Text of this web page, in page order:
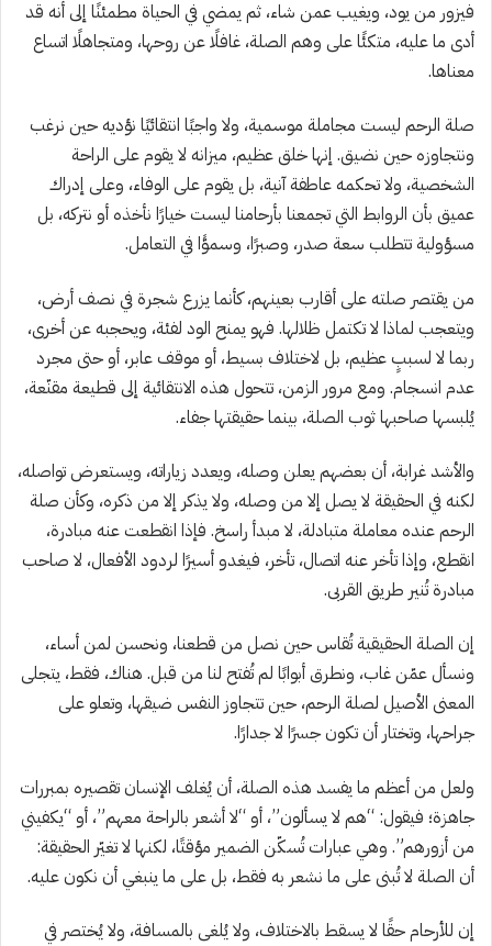
فيزور من يود، ويغيب عمن شاء، ثم يمضي في الحياة مطمئنًا إلى أنه قد
أدى ما عليه، متكئًا على وهم الصلة، غافلًا عن روحها، ومتجاهلًا اتساع
معناها.
صلة الرحم ليست مجاملة موسمية، ولا واجبًا انتقائيًا نؤديه حين نرغب
ونتجاوزه حين نضيق. إنها خلق عظيم، ميزانه لا يقوم على الراحة
الشخصية، ولا تحكمه عاطفة آنية، بل يقوم على الوفاء، وعلى إدراك
عميق بأن الروابط التي تجمعنا بأرحامنا ليست خيارًا نأخذه أو نتركه، بل
مسؤولية تتطلب سعة صدر، وصبرًا، وسموًّا في التعامل.
من يقتصر صلته على أقارب بعينهم، كأنما يزرع شجرة في نصف أرض،
ويتعجب لماذا لا تكتمل ظلالها. فهو يمنح الود لفئة، ويحجبه عن أخرى،
ربما لا لسببٍ عظيم، بل لاختلاف بسيط، أو موقف عابر، أو حتى مجرد
عدم انسجام. ومع مرور الزمن، تتحول هذه الانتقائية إلى قطيعة مقنّعة،
يُلبسها صاحبها ثوب الصلة، بينما حقيقتها جفاء.
والأشد غرابة، أن بعضهم يعلن وصله، ويعدد زياراته، ويستعرض تواصله،
لكنه في الحقيقة لا يصل إلا من وصله، ولا يذكر إلا من ذكره، وكأن صلة
الرحم عنده معاملة متبادلة، لا مبدأ راسخ. فإذا انقطعت عنه مبادرة،
انقطع، وإذا تأخر عنه اتصال، تأخر، فيغدو أسيرًا لردود الأفعال، لا صاحب
مبادرة تُنير طريق القربى.
إن الصلة الحقيقية تُقاس حين نصل من قطعنا، ونحسن لمن أساء،
ونسأل عمّن غاب، ونطرق أبوابًا لم تُفتح لنا من قبل. هناك، فقط، يتجلى
المعنى الأصيل لصلة الرحم، حين تتجاوز النفس ضيقها، وتعلو على
جراحها، وتختار أن تكون جسرًا لا جدارًا.
ولعل من أعظم ما يفسد هذه الصلة، أن يُغلف الإنسان تقصيره بمبررات
جاهزة؛ فيقول: “هم لا يسألون”، أو “لا أشعر بالراحة معهم”، أو “يكفيني
من أزورهم”. وهي عبارات تُسكّن الضمير مؤقتًا، لكنها لا تغيّر الحقيقة:
أن الصلة لا تُبنى على ما نشعر به فقط، بل على ما ينبغي أن نكون عليه.
إن للأرحام حقًا لا يسقط بالاختلاف، ولا يُلغى بالمسافة، ولا يُختصر في